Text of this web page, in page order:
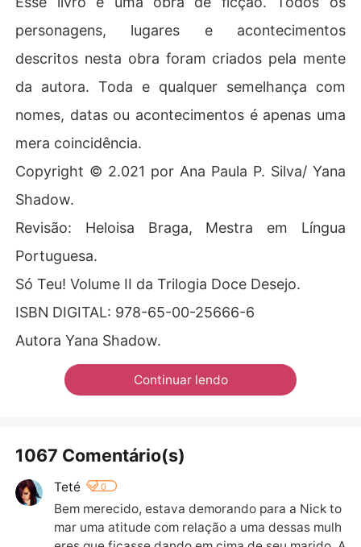
personagens, lugares e acontecimentos
descritos nesta obra foram criados pela mente
da autora. Toda e qualquer semelhança com
nomes, datas ou acontecimentos é apenas uma
mera coincidência.
Copyright © 2.021 por Ana Paula P. Silva/ Yana
Shadow.
Revisão: Heloisa Braga, Mestra em Língua
Portuguesa.
Só Teu! Volume II da Trilogia Doce Desejo.
ISBN DIGITAL: 978-65-00-25666-6
Autora Yana Shadow.
Continuar lendo
1067 Comentário(s)
Teté 0
Bem merecido, estava demorando para a Nick to
mar uma atitude com relação a uma dessas mulh